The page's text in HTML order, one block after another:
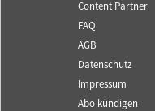
Content Partner
FAQ
AGB
Datenschutz
Impressum
Abo kündigen